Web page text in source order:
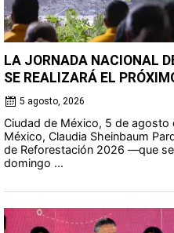
LA JORNADA NACIONAL
SE REALIZARÁ EL
5 agosto, 2026
Ciudad de México, 5 de
México, Claudia Sheinbaum
de Reforestación 2026 —que
domingo ...